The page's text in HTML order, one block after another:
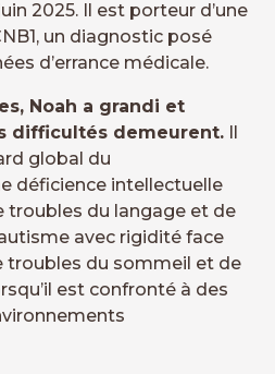
2025. Il est porteur d’une
un diagnostic posé
d’errance médicale.
Noah a grandi et
difficultés demeurent.
global du
déficience intellectuelle
troubles du langage et de
avec rigidité face
troubles du sommeil et de
est confronté à des